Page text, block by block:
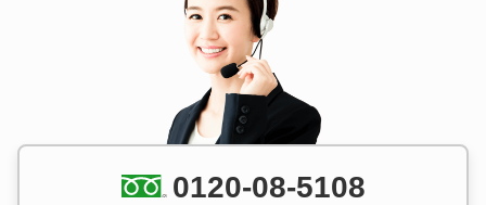
0120-08-5108